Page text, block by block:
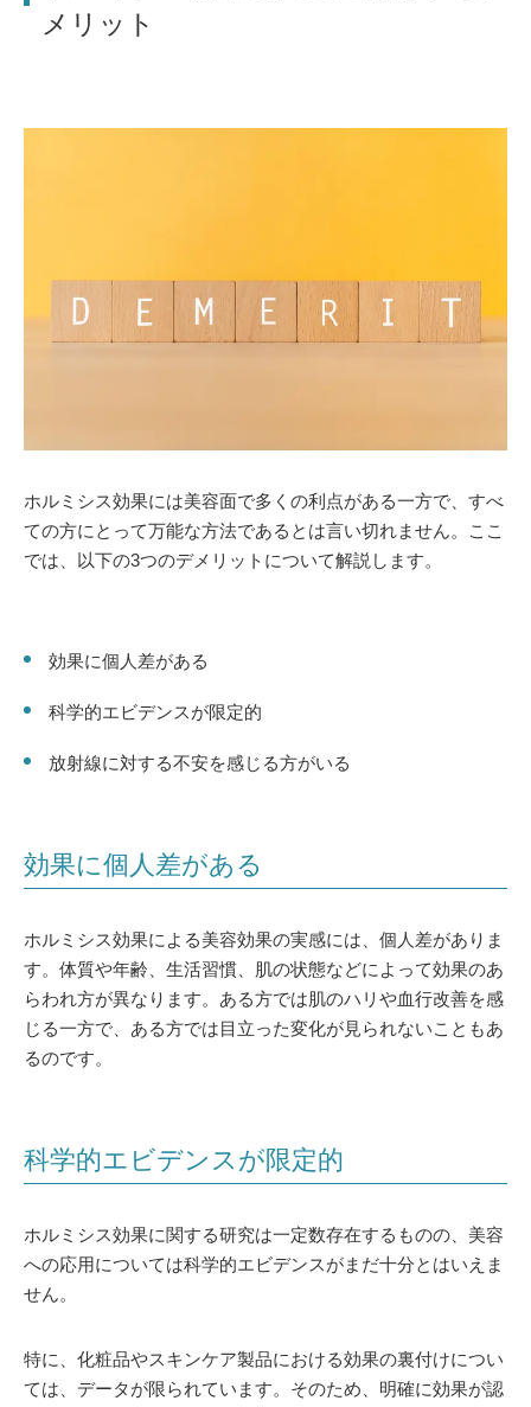
メリット
ホルミシス効果には美容面で多くの利点がある一方で、すべ
ての方にとって万能な方法であるとは言い切れません。ここ
では、以下の3つのデメリットについて解説します。
効果に個人差がある
科学的エビデンスが限定的
放射線に対する不安を感じる方がいる
効果に個人差がある
ホルミシス効果による美容効果の実感には、個人差がありま
す。体質や年齢、生活習慣、肌の状態などによって効果のあ
らわれ方が異なります。ある方では肌のハリや血行改善を感
じる一方で、ある方では目立った変化が見られないこともあ
るのです。
科学的エビデンスが限定的
ホルミシス効果に関する研究は一定数存在するものの、美容
への応用については科学的エビデンスがまだ十分とはいえま
せん。
特に、化粧品やスキンケア製品における効果の裏付けについ
ては、データが限られています。そのため、明確に効果が認